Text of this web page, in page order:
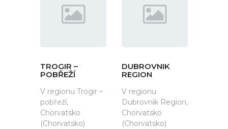
TROGIR –
POBŘEŽÍ
V regionu Trogir –
pobřeží,
Chorvatsko
(Chorvatsko)
DUBROVNIK
REGION
V regionu
Dubrovnik Region,
Chorvatsko
(Chorvatsko)